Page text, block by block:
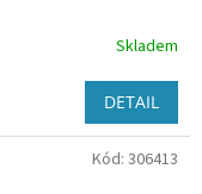
Skladem
DETAIL
Kód: 306413